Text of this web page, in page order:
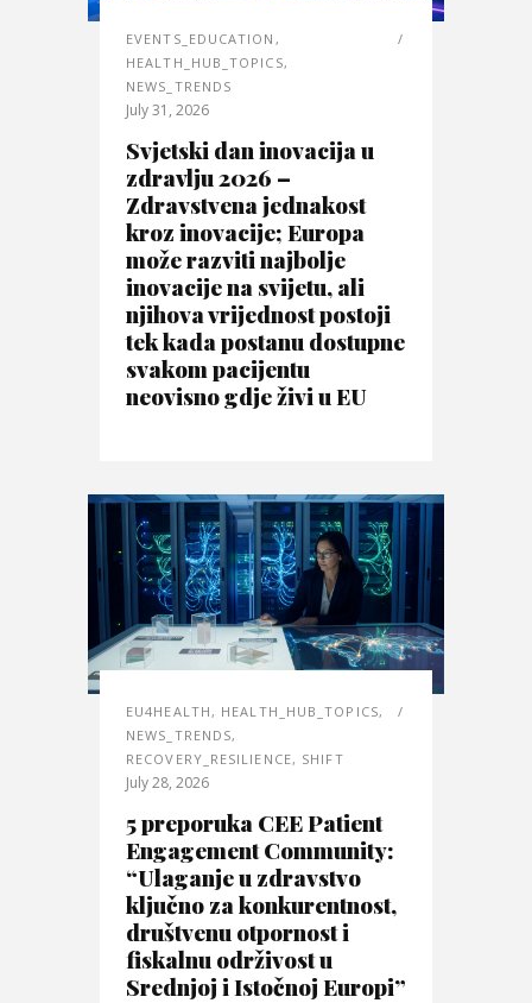
EVENTS_EDUCATION ,
HEALTH_HUB_TOPICS,
NEWS_TRENDS
July 31, 2026
Svjetski dan inovacija u
zdravlju 2026 –
Zdravstvena jednakost
kroz inovacije; Europa
može razviti najbolje
inovacije na svijetu, ali
njihova vrijednost postoji
tek kada postanu dostupne
svakom pacijentu
neovisno gdje živi u EU
EU4HEALTH , HEALTH_HUB_TOPICS,
NEWS_TRENDS,
RECOVERY_RESILIENCE, SHIFT
July 28, 2026
5 preporuka CEE Patient
Engagement Community:
“Ulaganje u zdravstvo
ključno za konkurentnost,
društvenu otpornost i
fiskalnu održivost u
Srednjoj i Istočnoj Europi”